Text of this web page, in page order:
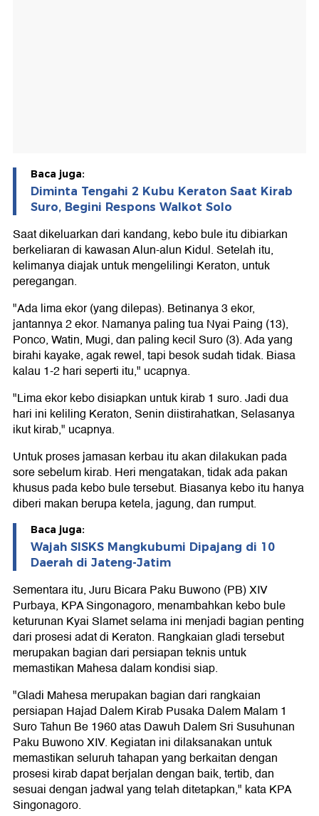
Baca juga:
Diminta Tengahi 2 Kubu Keraton Saat Kirab
Suro, Begini Respons Walkot Solo
Saat dikeluarkan dari kandang, kebo bule itu dibiarkan
berkeliaran di kawasan Alun-alun Kidul. Setelah itu,
kelimanya diajak untuk mengelilingi Keraton, untuk
peregangan.
"Ada lima ekor (yang dilepas). Betinanya 3 ekor,
jantannya 2 ekor. Namanya paling tua Nyai Paing (13),
Ponco, Watin, Mugi, dan paling kecil Suro (3). Ada yang
birahi kayake, agak rewel, tapi besok sudah tidak. Biasa
kalau 1-2 hari seperti itu," ucapnya.
"Lima ekor kebo disiapkan untuk kirab 1 suro. Jadi dua
hari ini keliling Keraton, Senin diistirahatkan, Selasanya
ikut kirab," ucapnya.
Untuk proses jamasan kerbau itu akan dilakukan pada
sore sebelum kirab. Heri mengatakan, tidak ada pakan
khusus pada kebo bule tersebut. Biasanya kebo itu hanya
diberi makan berupa ketela, jagung, dan rumput.
Baca juga:
Wajah SISKS Mangkubumi Dipajang di 10
Daerah di Jateng-Jatim
Sementara itu, Juru Bicara Paku Buwono (PB) XIV
Purbaya, KPA Singonagoro, menambahkan kebo bule
keturunan Kyai Slamet selama ini menjadi bagian penting
dari prosesi adat di Keraton. Rangkaian gladi tersebut
merupakan bagian dari persiapan teknis untuk
memastikan Mahesa dalam kondisi siap.
"Gladi Mahesa merupakan bagian dari rangkaian
persiapan Hajad Dalem Kirab Pusaka Dalem Malam 1
Suro Tahun Be 1960 atas Dawuh Dalem Sri Susuhunan
Paku Buwono XIV. Kegiatan ini dilaksanakan untuk
memastikan seluruh tahapan yang berkaitan dengan
prosesi kirab dapat berjalan dengan baik, tertib, dan
sesuai dengan jadwal yang telah ditetapkan," kata KPA
Singonagoro.